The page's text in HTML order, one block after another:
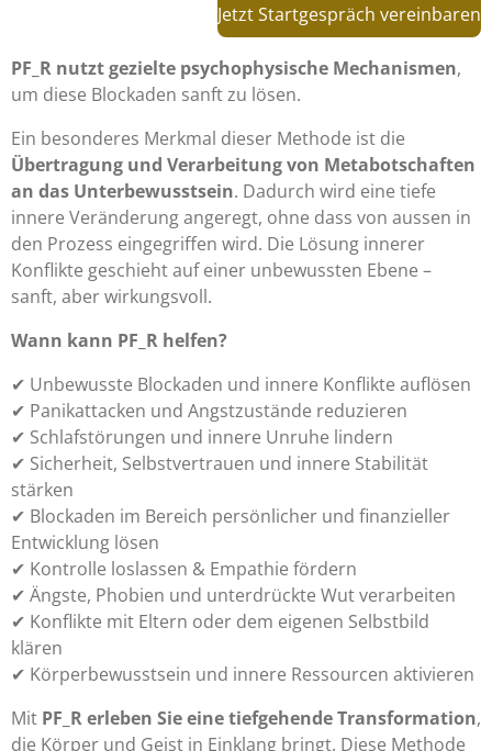
Jetzt Startgespräch vereinbaren
PF_R nutzt gezielte psychophysische Mechanismen,
um diese Blockaden sanft zu lösen.
Ein besonderes Merkmal dieser Methode ist die
Übertragung und Verarbeitung von Metabotschaften
an das Unterbewusstsein. Dadurch wird eine tiefe
innere Veränderung angeregt, ohne dass von aussen in
den Prozess eingegriffen wird. Die Lösung innerer
Konflikte geschieht auf einer unbewussten Ebene –
sanft, aber wirkungsvoll.
Wann kann PF_R helfen?
✔ Unbewusste Blockaden und innere Konflikte auflösen
✔ Panikattacken und Angstzustände reduzieren
✔ Schlafstörungen und innere Unruhe lindern
✔ Sicherheit, Selbstvertrauen und innere Stabilität
stärken
✔ Blockaden im Bereich persönlicher und finanzieller
Entwicklung lösen
✔ Kontrolle loslassen & Empathie fördern
✔ Ängste, Phobien und unterdrückte Wut verarbeiten
✔ Konflikte mit Eltern oder dem eigenen Selbstbild
klären
✔ Körperbewusstsein und innere Ressourcen aktivieren
Mit PF_R erleben Sie eine tiefgehende Transformation,
die Körper und Geist in Einklang bringt. Diese Methode